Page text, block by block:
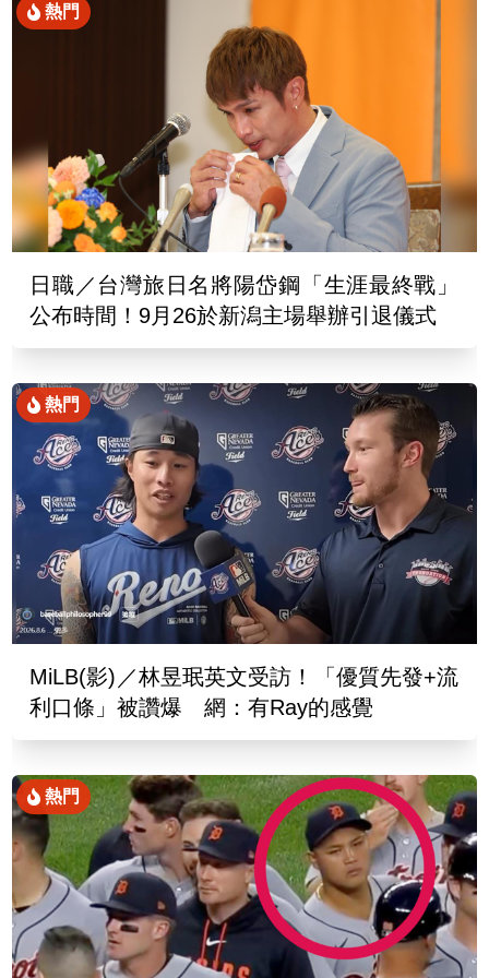
熱門
日職／台灣旅日名將陽岱鋼「生涯最終戰」
公布時間！9月26於新潟主場舉辦引退儀式
熱門
MiLB(影)／林昱珉英文受訪！「優質先發+流
利口條」被讚爆 網：有Ray的感覺
熱門